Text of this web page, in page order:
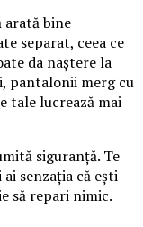
arată bine
separat, ceea ce
da naștere la
pantalonii merg cu
tale lucrează mai
siguranță. Te
senzația că ești
să repari nimic.